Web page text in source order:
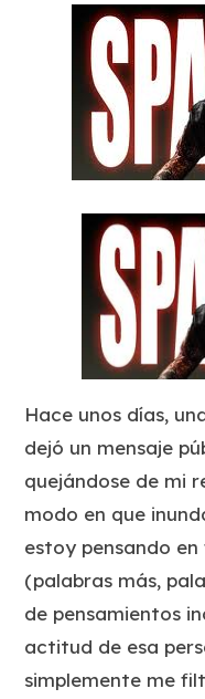
Hace unos días,
dejó un mensaje
quejándose de mi
modo en que
estoy pensando
(palabras más,
de pensamientos
actitud de esa
simplemente me